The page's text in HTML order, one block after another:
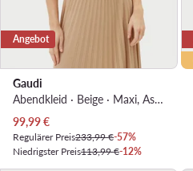
Angebot
Gaudi
Abendkleid · Beige · Maxi, Asymmetrisch
Aktueller Preis
99,99€
Regulärer Preis233,99 €-57%
Niedrigster Preis113,99 €-12%